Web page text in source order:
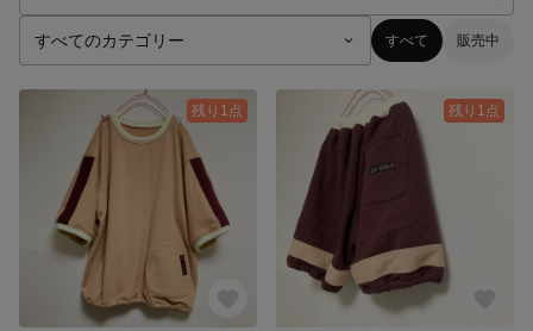
すべて 販売中
残り1点 残り1点